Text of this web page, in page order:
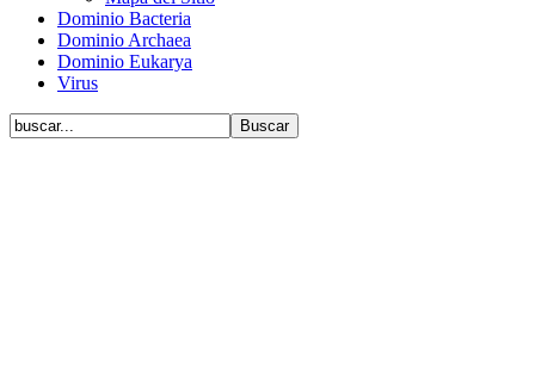
Dominio Bacteria
Dominio Archaea
Dominio Eukarya
Virus